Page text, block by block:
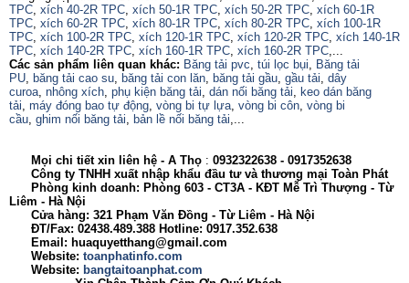
TPC, xích 40-2R TPC, xích 50-1R TPC, xích 50-2R TPC, xích 60-1R
TPC, xích 60-2R TPC, xích 80-1R TPC, xích 80-2R TPC, xích 100-1R
TPC, xích 100-2R TPC, xích 120-1R TPC, xích 120-2R TPC, xích 140-1R
TPC, xích 140-2R TPC, xích 160-1R TPC, xích 160-2R TPC,...
Các sản phẩm liên quan khác: Băng tải pvc, túi lọc bụi, Băng tải
PU, băng tải cao su, băng tải con lăn, băng tải gầu, gầu tải, dây
curoa, nhông xích, phụ kiện băng tải, dán nối băng tải, keo dán băng
tải, máy đóng bao tự động, vòng bi tự lựa, vòng bi côn, vòng bi
cầu, ghim nối băng tải, bản lề nối băng tải,...
Mọi chi tiết xin liên hệ - A Thọ : 0932322638 - 0917352638
Công ty TNHH xuất nhập khẩu đầu tư và thương mại Toàn Phát
Phòng kinh doanh: Phòng 603 - CT3A - KĐT Mễ Trì Thượng - Từ
Liêm - Hà Nội
Cửa hàng: 321 Phạm Văn Đồng - Từ Liêm - Hà Nội
ĐT/Fax: 02438.489.388 Hotline: 0917.352.638
Email: huaquyetthang@gmail.com
Website: toanphatinfo.com
Website: bangtaitoanphat.com